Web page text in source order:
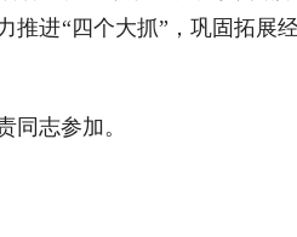
推进“四个大抓”，巩固拓展
同志参加。